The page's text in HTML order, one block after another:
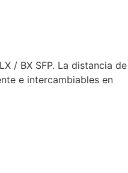
/ BX SFP. La distancia de
e intercambiables en